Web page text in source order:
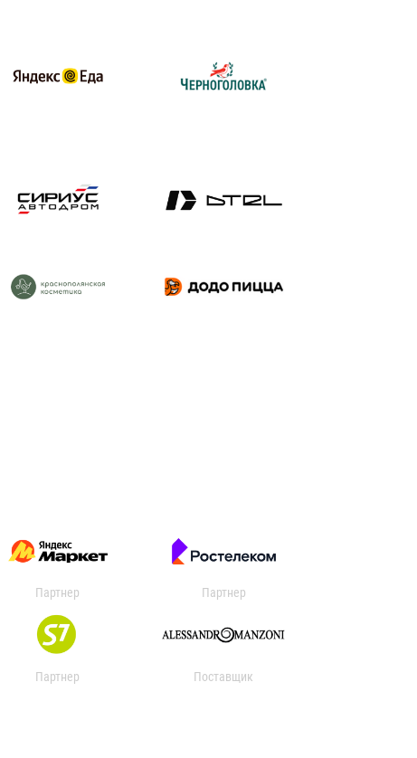
Партнер Партнер
Партнер Поставщик